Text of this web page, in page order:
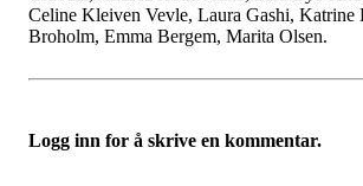
Celine Kleiven Vevle, Laura Gashi, Katrine
Broholm, Emma Bergem, Marita Olsen.
Logg inn for å skrive en kommentar.